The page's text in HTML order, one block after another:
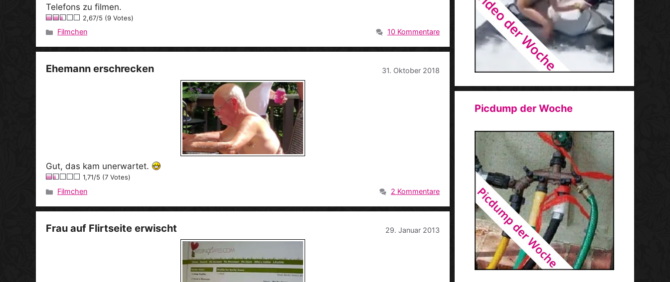
Telefons zu filmen.
2,67/5 (9 Votes)
Kategorien
Filmchen 10 Kommentare
Ehemann erschrecken 31. Oktober 2018
Gut, das kam unerwartet.
1,71/5 (7 Votes)
Kategorien
Filmchen 2 Kommentare
Frau auf Flirtseite erwischt 29. Januar 2013
Picdump der Woche